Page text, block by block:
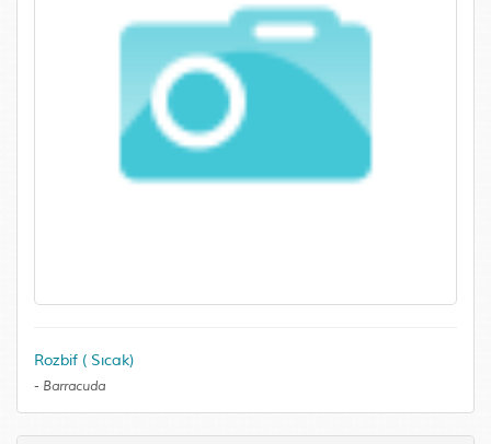
Rozbif ( Sıcak)
- Barracuda